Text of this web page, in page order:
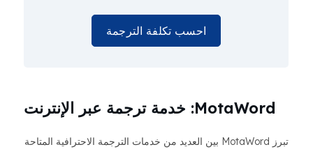
احسب تكلفة الترجمة
MotaWord: خدمة ترجمة عبر الإنترنت
تبرز MotaWord بين العديد من خدمات الترجمة الاحترافية المتاحة